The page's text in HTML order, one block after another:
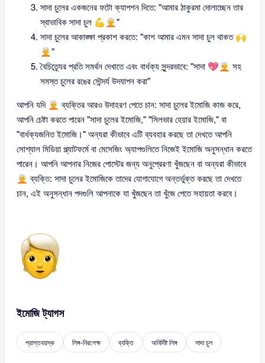
সাদা চুলের একজনের ফটো ক্যাপশন দিতে: "আমার ঠাকুরমা দোলাচ্ছেন তার
স্বাভাবিক সাদা চুল 💪🧑‍🦳"
সাদা চুলের আকাঙ্ক্ষা প্রকাশ করতে: "কাশ আমার এমন সাদা চুল থাকত 🙌
🧑‍🦳"
বৈচিত্র্যের প্রতি সমর্থন দেখাতে এবং বার্ধক্য সুন্দরভাবে: "সাদা 💖🧑‍🦳 সহ
সমস্ত চুলের রঙের সৌন্দর্য উদযাপন করা"
আপনি যদি 🧑‍🦳 ব্যক্তির আরও উদাহরণ পেতে চান: সাদা চুলের ইমোজি কাজ করে,
আপনি চেষ্টা করতে পারেন "সাদা চুলের ইমোজি," "সিলভার হেয়ার ইমোজি," বা
"বার্ধক্যজনিত ইমোজি।" অন্যরা কীভাবে এটি ব্যবহার করছে তা দেখতে আপনি
সোশ্যাল মিডিয়া প্ল্যাটফর্মে বা মেসেজিং অ্যাপগুলিতে নিজেই ইমোজি অনুসন্ধান করতে
পারেন। আপনি আপনার নিজের পোস্টের জন্য অনুপ্রেরণা খুঁজছেন বা অন্যরা কীভাবে
🧑‍🦳 ব্যক্তি: সাদা চুলের ইমোজিকে তাদের যোগাযোগে অন্তর্ভুক্ত করছে তা দেখতে
চান, এই অনুসন্ধান পদগুলি আপনাকে যা খুঁজছেন তা খুঁজে পেতে সহায়তা করবে।
ইমোজি ট্যাগস
প্রাপ্তবয়স্ক লিঙ্গ-নিরপেক্ষ ব্যক্তি অনির্দিষ্ট লিঙ্গ সাদা চুল